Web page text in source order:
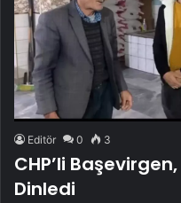
Editör 0 3
CHP’li
Dinledi